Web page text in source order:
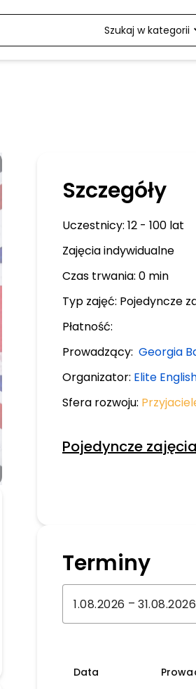
Szukaj w kategorii
Szczegóły
Uczestnicy: 12 - 100 lat
Zajęcia indywidualne
Czas trwania: 0 min
Typ zajęć: Pojedyncze
Płatność:
Prowadzący: Georgia
Organizator: Elite
Sfera rozwoju:
Pojedyncze
Terminy
–
Data